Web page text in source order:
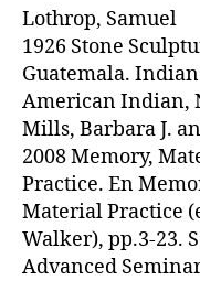
Lothrop, Samuel
1926 Stone
Guatemala.
American Indian,
Mills, Barbara J.
2008 Memory,
Practice. En
Material Practice
Walker), pp.3-23.
Advanced Seminar